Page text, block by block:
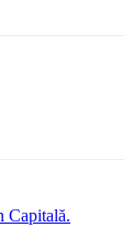
Capitală.